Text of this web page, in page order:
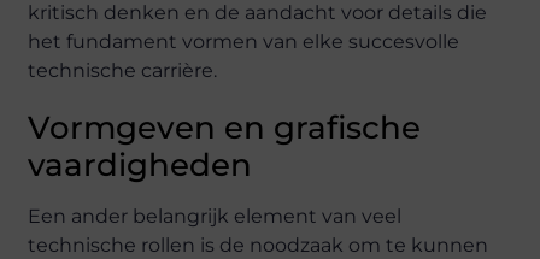
kritisch denken en de aandacht voor details die
het fundament vormen van elke succesvolle
technische carrière.
Vormgeven en grafische
vaardigheden
Een ander belangrijk element van veel
technische rollen is de noodzaak om te kunnen